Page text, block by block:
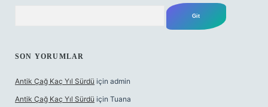
SON YORUMLAR
Antik Çağ Kaç Yıl Sürdü için admin
Antik Çağ Kaç Yıl Sürdü için Tuana